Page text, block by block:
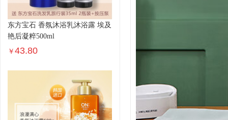
东方宝石 香氛沐浴乳沐浴露 埃及
艳后凝粹500ml
￥43.80